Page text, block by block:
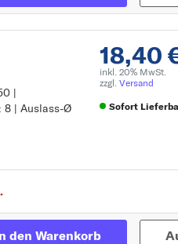
18,40
inkl. 20% MwSt.
zzgl. Versand
Sofort
|
8 | Auslass-Ø
den Warenkorb